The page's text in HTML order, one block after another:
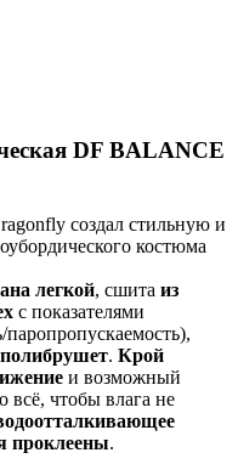
DF BALANCE
создал стильную и
костюма
легкой, сшита из
с показателями
. Крой
и возможный
всё, чтобы влага не
проклеены.